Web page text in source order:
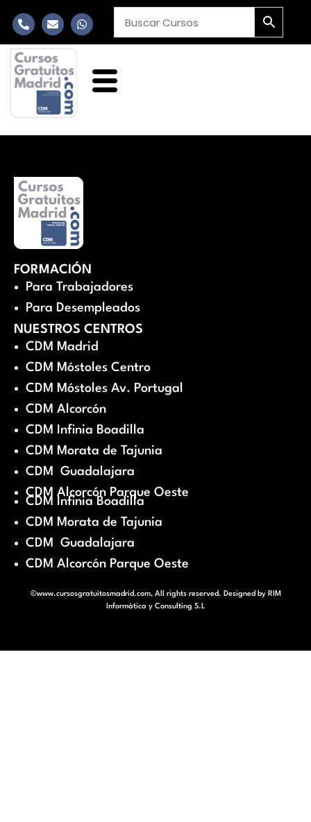
FORMACIÓN
Para Trabajadores
Para Desempleados
NUESTROS CENTROS
CDM Madrid
CDM Móstoles Centro
CDM Móstoles Av. Portugal
CDM Alcorcón
CDM Infinia Boadilla
CDM Morata de Tajunia
CDM Guadalajara
CDM Alcorcón Parque Oeste
CDM Infinia Boadilla
CDM Morata de Tajunia
CDM Guadalajara
CDM Alcorcón Parque Oeste
©www.cursosgratuitosmadrid.com, All rights reserved. Designed by RIM
Informática y Consulting S.L